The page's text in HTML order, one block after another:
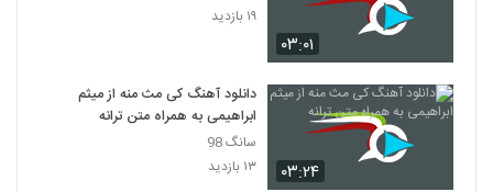
دانلود آهنگ علی یاسینی وای وای
۱,۷۵۷ بازدید
آهنگ عشق من از مجتبی دل زنده(پاپ)
۰۳:۰۱
۱۹ بازدید
۰۳:۲۴
دانلود آهنگ کی مث منه از میثم
ابراهیمی به همراه متن ترانه
سانگ 98
۱۳ بازدید